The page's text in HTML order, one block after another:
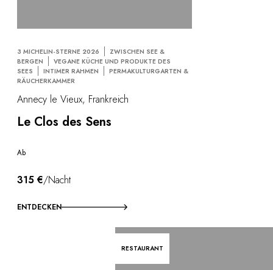
3 MICHELIN-STERNE 2026
ZWISCHEN SEE &
BERGEN
VEGANE KÜCHE UND PRODUKTE DES
SEES
INTIMER RAHMEN
PERMAKULTURGARTEN &
RÄUCHERKAMMER
Annecy le Vieux, Frankreich
Le Clos des Sens
Ab
315 €/Nacht
ENTDECKEN
RESTAURANT